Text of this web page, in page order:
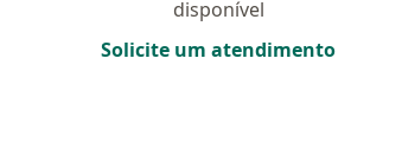
disponível
Solicite um atendimento